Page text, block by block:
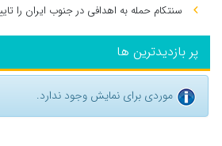
سنتکام حمله به اهدافی در جنوب ایران را
پر بازدیدترین ها
موردی برای نمایش وجود ندارد.